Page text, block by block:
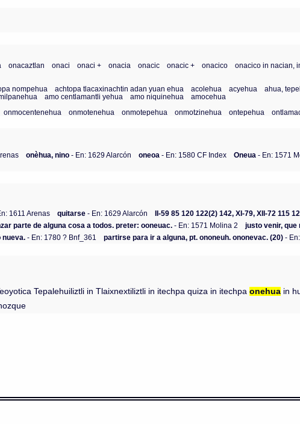
onacaztlan onaci onaci + onacia onacic onacic + onacico onacico in nacian,
nompehua achtopa tlacaxinachtin adan yuan ehua acolehua acyehua ahua,
amo centlamantli yehua amo niquinehua
amocehua
onmocentenehua onmotenehua onmotepehua onmotzinehua ontepehua
onèhua, nino - En: 1629 Alarcón oneoa - En: 1580 CF Index Oneua - En: 1571
1611 Arenas quitarse - En: 1629 Alarcón II-59 85 120 122(2) 142, XI-79, XII-72 115
parte de alguna cosa a todos. preter: ooneuac. - En: 1571 Molina 2 justo venir, que
nueva. - En: 1780 ? Bnf_361 partirse para ir a alguna, pt. ononeuh. ononevac. (20) -
Tepalehuiliztli in Tlaixnextiliztli in itechpa quiza in itechpaonehua in